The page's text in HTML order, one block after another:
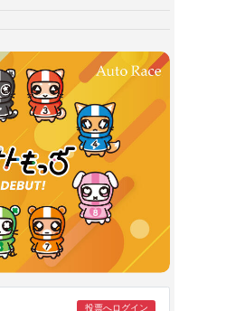
投票へログイン